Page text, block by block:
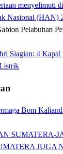
menyelimuti
Nasional (HAN)
Siagian: 4 Kapal
Bom
SUMATERA-
JUGA